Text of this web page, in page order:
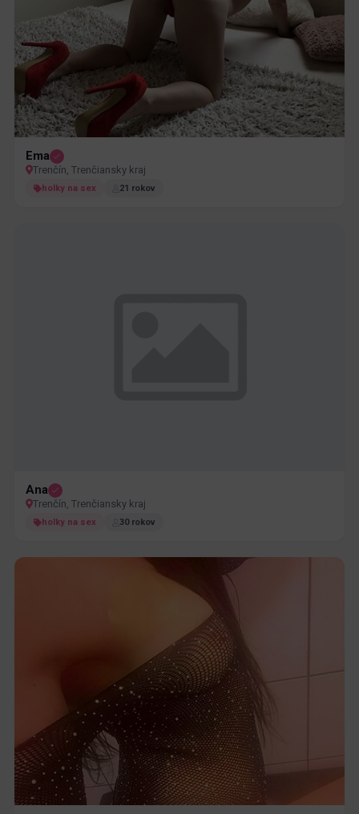
Ema
Trenčín, Trenčiansky kraj
holky na sex 21 rokov
Ana
Trenčín, Trenčiansky kraj
holky na sex 30 rokov